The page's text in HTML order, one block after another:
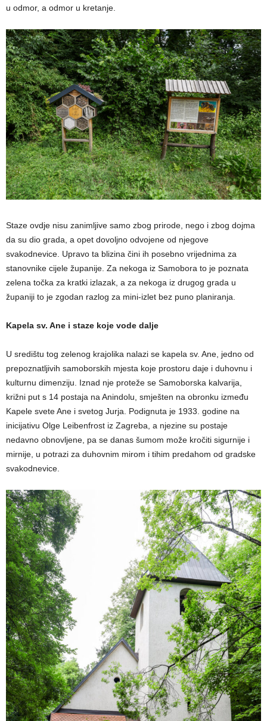
u odmor, a odmor u kretanje.
Staze ovdje nisu zanimljive samo zbog prirode, nego i zbog dojma
da su dio grada, a opet dovoljno odvojene od njegove
svakodnevice. Upravo ta blizina čini ih posebno vrijednima za
stanovnike cijele županije. Za nekoga iz Samobora to je poznata
zelena točka za kratki izlazak, a za nekoga iz drugog grada u
županiji to je zgodan razlog za mini-izlet bez puno planiranja.
Kapela sv. Ane i staze koje vode dalje
U središtu tog zelenog krajolika nalazi se kapela sv. Ane, jedno od
prepoznatljivih samoborskih mjesta koje prostoru daje i duhovnu i
kulturnu dimenziju. Iznad nje proteže se Samoborska kalvarija,
križni put s 14 postaja na Anindolu, smješten na obronku između
Kapele svete Ane i svetog Jurja. Podignuta je 1933. godine na
inicijativu Olge Leibenfrost iz Zagreba, a njezine su postaje
nedavno obnovljene, pa se danas šumom može kročiti sigurnije i
mirnije, u potrazi za duhovnim mirom i tihim predahom od gradske
svakodnevice.